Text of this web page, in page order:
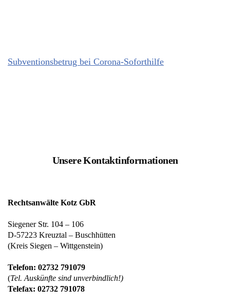
Subventionsbetrug bei Corona-Soforthilfe
Unsere Kontaktinformationen
Rechtsanwälte Kotz GbR
Siegener Str. 104 – 106
D-57223 Kreuztal – Buschhütten
(Kreis Siegen – Wittgenstein)
Telefon: 02732 791079
(Tel. Auskünfte sind unverbindlich!)
Telefax: 02732 791078